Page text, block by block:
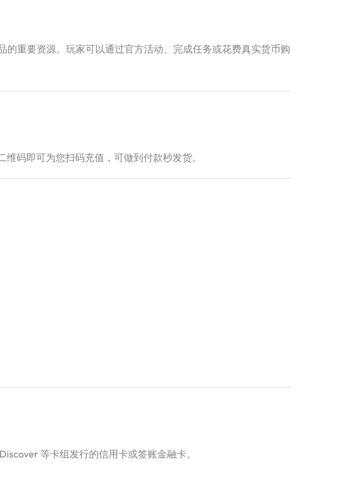
重要资源。玩家可以通过官方活动、完成任务或花费真实货币购
码即可为您扫码充值，可做到付款秒发货。
等卡组发行的信用卡或签账金融卡。